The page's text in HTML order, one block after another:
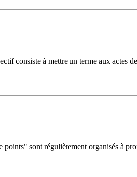
consiste à mettre un terme aux actes
sont régulièrement organisés à